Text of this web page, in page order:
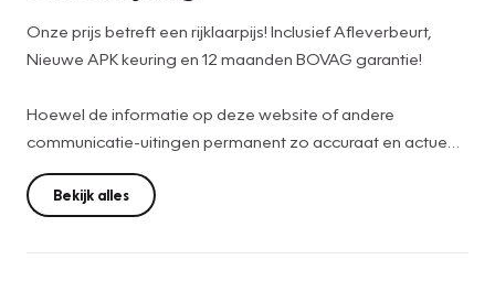
Onze prijs betreft een rijklaarpijs! Inclusief Afleverbeurt,
Nieuwe APK keuring en 12 maanden BOVAG garantie!
Hoewel de informatie op deze website of andere
communicatie-uitingen permanent zo accuraat en actueel
mogelijk wordt weergegeven, zijn wijzigingen in modellen,
uitvoeringen, prijzen, technische specificaties,
afbeeldingen, of andere informatie te allen tijde
Bekijk alles